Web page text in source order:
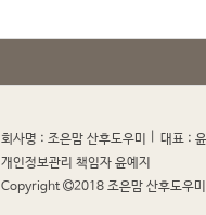
회사명 : 조은맘 산후도우미 대표 :
개인정보관리 책임자 윤예지
Copyright
2018 조은맘 산후도우